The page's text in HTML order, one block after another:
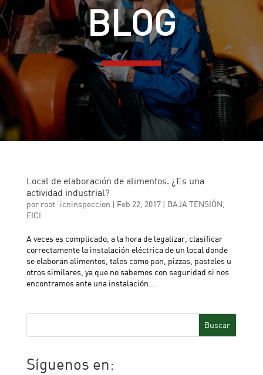
BLOG
Local de elaboración de alimentos. ¿Es una
actividad industrial?
por root_icninspeccion | Feb 22, 2017| BAJA TENSIÓN
EICI
A veces es complicado, a la hora de legalizar, clasificar
correctamente la instalación eléctrica de un local donde
se elaboran alimentos, tales como pan, pizzas, pasteles u
otros similares, ya que no sabemos con seguridad si nos
encontramos ante una instalación...
Buscar
Síguenos en: